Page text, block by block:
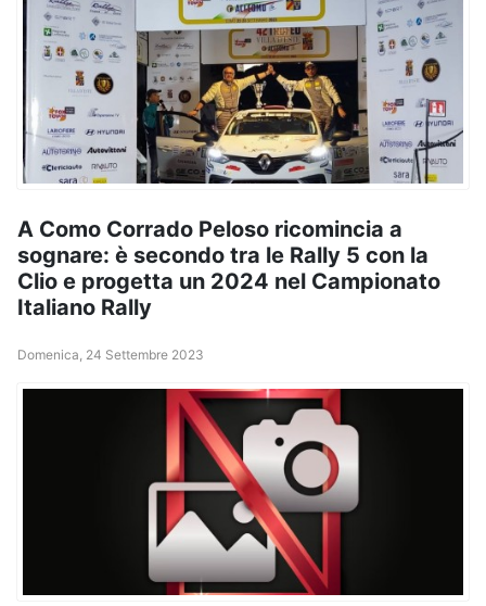
A Como Corrado Peloso ricomincia a
sognare: è secondo tra le Rally 5 con la
Clio e progetta un 2024 nel Campionato
Italiano Rally
Domenica, 24 Settembre 2023